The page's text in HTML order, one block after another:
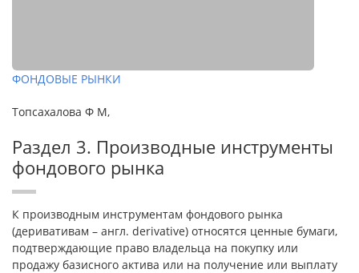
ФОНДОВЫЕ РЫНКИ
Топсахалова Ф М,
Раздел 3. Производные инструменты
фондового рынка
К производным инструментам фондового рынка
(деривативам – англ. derivative) относятся ценные бумаги,
подтверждающие право владельца на покупку или
продажу базисного актива или на получение или выплату